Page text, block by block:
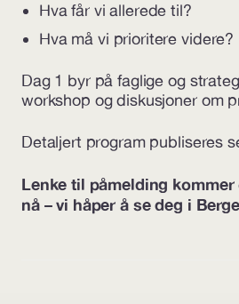
Hva får vi allerede til?
Hva må vi prioritere videre?
Dag 1 byr på faglige og
workshop og diskusjoner om
Detaljert program publiseres
Lenke til påmelding
nå – vi håper å se deg i